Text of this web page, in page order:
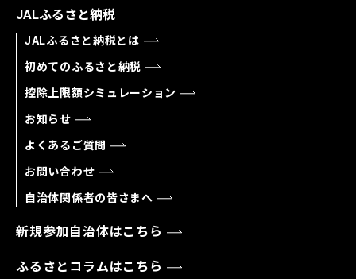
JALふるさと納税
JALふるさと納税とは
初めてのふるさと納税
控除上限額シミュレーション
お知らせ
よくあるご質問
お問い合わせ
自治体関係者の皆さまへ
新規参加自治体はこちら
ふるさとコラムはこちら